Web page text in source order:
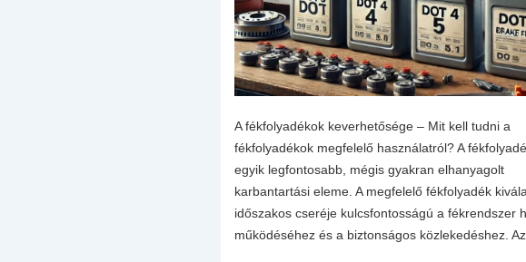
A fékfolyadékok keverhetősége – Mit kell tudni a
fékfolyadékok megfelelő használatról? A
egyik legfontosabb, mégis gyakran elhanyagolt
karbantartási eleme. A megfelelő fékfolyadék
időszakos cseréje kulcsfontosságú a fékrendszer
működéséhez és a biztonságos közlekedéshez.